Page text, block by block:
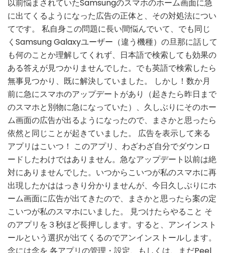
ホ
の
画
面
に
広
告
が
出
て
き
て
う
ざ
い！
以前悩まされていたSamsungのスマホのホーム画面に急
に出てくるようになった広告の正体と、その対処法につい
てです。 私自身この問題に長い間悩んでいて、でも同じ
くSamsung Galaxyユーザー（違う機種）の旦那に話して
も何のことか理解してくれず、日本語で検索しても効果の
ある答えが見つかりませんでした。でも英語で検索したら
無事見つかり、既に解決していました。 しかし！数か月
前に急にスマホのアップデートがあり（起きたら昨日まで
のスマホと別物に急になっていた）、久しぶりにそのホー
ム画面の広告が出るようになったので、まさかと思ったら
依然と同じことが起きていました。 広告を表示して来る
アプリはこいつ！ このアプリ、わざわざ自分でダウンロ
ードしたわけではありません。急なアップデート以前は絶
対にありませんでした。いつからこいつが私のスマホに再
出現したかははっきり分かりませんが、今日久しぶりにホ
ーム画面に広告が出てきたので、まさかと思ったら案の定
こいつが私のスマホにいました。 見つけたらやること そ
のアプリを３秒ほど長押しします。すると、アンインスト
ールという選択が出てくるのでアンインストールします。
念には念を 各アプリの管理・設定、もしくは、まだPeel